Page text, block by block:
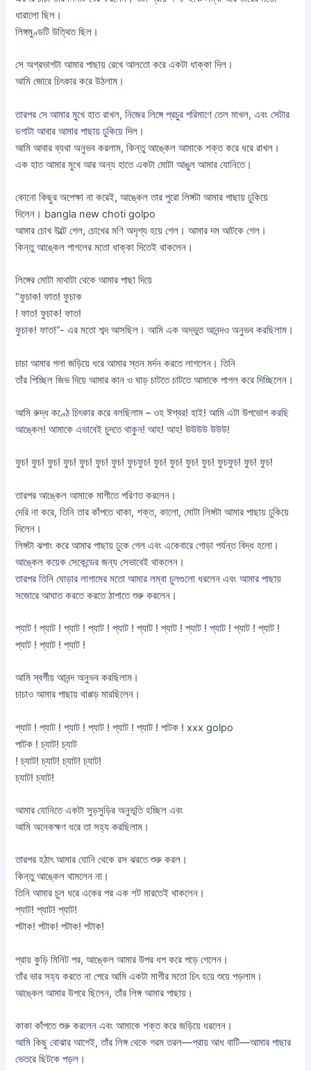
ধারালো ছিল।
লিঙ্গমুণ্ডটি উত্থিত ছিল।
সে অগ্রভাগটা আমার পাছায় রেখে আলতো করে একটা ধাক্কা দিল।
আমি জোরে চিৎকার করে উঠলাম।
তারপর সে আমার মুখে হাত রাখল, নিজের লিঙ্গে প্রচুর পরিমাণে তেল মাখল, এবং সেটার
ডগাটা আবার আমার পাছায় ঢুকিয়ে দিল।
আমি আবার ব্যথা অনুভব করলাম, কিন্তু আঙ্কেল আমাকে শক্ত করে ধরে রাখল।
এক হাত আমার মুখে আর অন্য হাতে একটা মোটা আঙুল আমার যোনিতে।
কোনো কিছুর অপেক্ষা না করেই, আঙ্কেল তার পুরো লিঙ্গটা আমার পাছায় ঢুকিয়ে
দিলেন। bangla new choti golpo
আমার চোখ উল্টে গেল, চোখের মণি অদৃশ্য হয়ে গেল। আমার দম আটকে গেল।
কিন্তু আঙ্কেল পাগলের মতো ধাক্কা দিতেই থাকলেন।
লিঙ্গের মোটা মাথাটা থেকে আমার পাছা দিয়ে
“ফুচাক! ফাত! ফুচাক
! ফাত! ফুচাক! ফাত!
ফুচাক! ফাত!”- এর মতো শব্দ আসছিল। আমি এক অদ্ভুত আনন্দও অনুভব করছিলাম।
চাচা আমার গলা জড়িয়ে ধরে আমার স্তন মর্দন করতে লাগলেন। তিনি
তাঁর পিচ্ছিল জিভ দিয়ে আমার কান ও ঘাড় চাটতে চাটতে আমাকে পাগল করে দিচ্ছিলেন।
আমি রুদ্ধ কণ্ঠে চিৎকার করে বলছিলাম – ওহ ঈশ্বর! হাই! আমি এটা উপভোগ করছি
আঙ্কেল! আমাকে এভাবেই চুদতে থাকুন! আহ! আহ! উউউউ উউউ!
ফুচ! ফুচ! ফুচ! ফুচ! ফুচ! ফুচ! ফুচ! ফুচফুচ! ফুচ! ফুচ! ফুচ! ফুচ! ফুচফুচ! ফুচ! ফুচ!
তারপর আঙ্কেল আমাকে মাগীতে পরিণত করলেন।
দেরি না করে, তিনি তার কাঁপতে থাকা, শক্ত, কালো, মোটা লিঙ্গটা আমার পাছায় ঢুকিয়ে
দিলেন।
লিঙ্গটা ঝপাং করে আমার পাছায় ঢুকে গেল এবং একেবারে গোড়া পর্যন্ত বিদ্ধ হলো।
আঙ্কেল কয়েক সেকেন্ডের জন্য সেভাবেই থাকলেন।
তারপর তিনি ঘোড়ার লাগামের মতো আমার লম্বা চুলগুলো ধরলেন এবং আমার পাছায়
সজোরে আঘাত করতে করতে ঠাপাতে শুরু করলেন।
প্যাট ! প্যাট ! প্যাট ! প্যাট ! প্যাট ! প্যাট ! প্যাট ! প্যাট ! প্যাট ! প্যাট ! প্যাট !
প্যাট ! প্যাট ! প্যাট !
আমি স্বর্গীয় আনন্দ অনুভব করছিলাম।
চাচাও আমার পাছায় থাপ্পড় মারছিলেন।
প্যাট ! প্যাট ! প্যাট ! প্যাট ! প্যাট ! প্যাট ! পাটক ! xxx golpo
পাটক ! চ্যাট! চ্যাট
! চ্যাট! চ্যাট! চ্যাট! চ্যাট!
চ্যাট! চ্যাট!
আমার যোনিতে একটা সুড়সুড়ির অনুভূতি হচ্ছিল এবং
আমি অনেকক্ষণ ধরে তা সহ্য করছিলাম।
তারপর হঠাৎ আমার যোনি থেকে রস ঝরতে শুরু করল।
কিন্তু আঙ্কেল থামলেন না।
তিনি আমার চুল ধরে একের পর এক শট মারতেই থাকলেন।
প্যাট! প্যাট! প্যাট!
পটাক! পটাক! পটাক! পটাক!
প্রায় কুড়ি মিনিট পর, আঙ্কেল আমার উপর ধপ করে পড়ে গেলেন।
তাঁর ভার সহ্য করতে না পেরে আমি একটা মাগীর মতো চিৎ হয়ে শুয়ে পড়লাম।
আঙ্কেল আমার উপরে ছিলেন, তাঁর লিঙ্গ আমার পাছায়।
কাকা কাঁপতে শুরু করলেন এবং আমাকে শক্ত করে জড়িয়ে ধরলেন।
আমি কিছু বোঝার আগেই, তাঁর লিঙ্গ থেকে গরম তরল—প্রায় আধ বাটি—আমার পাছার
ভেতরে ছিটকে পড়ল।